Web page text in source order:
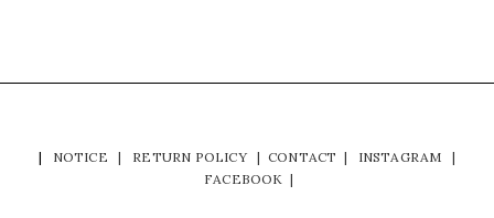
| NOTICE | RETURN POLICY | CONTACT | INSTAGRAM
|
FACEBOOK |